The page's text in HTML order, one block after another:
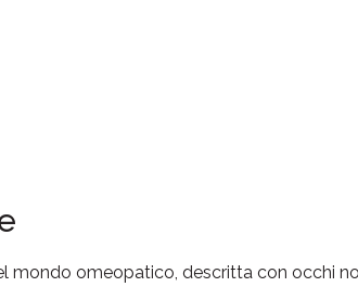
mondo omeopatico, descritta con occhi